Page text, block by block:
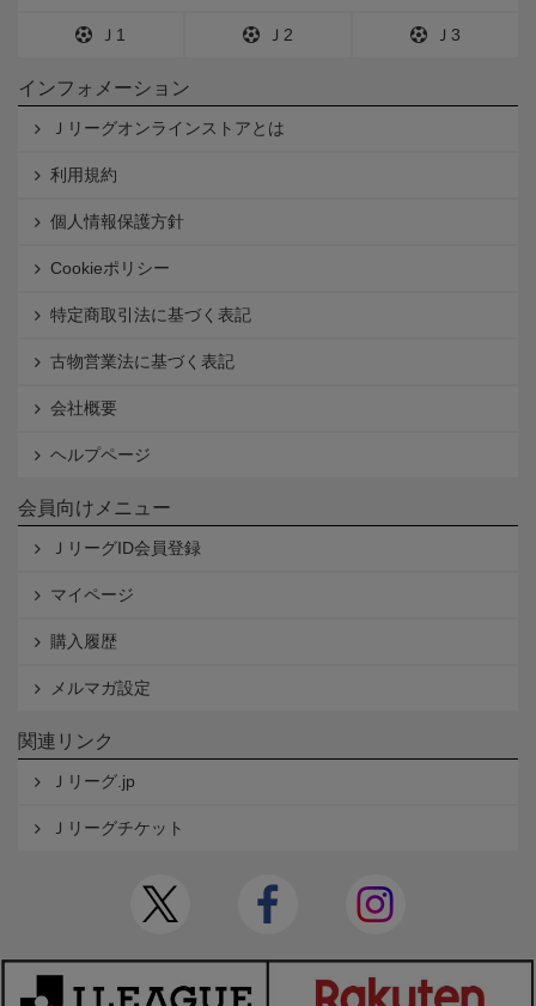
Ｊ1 Ｊ2 Ｊ3
インフォメーション
Ｊリーグオンラインストアとは
利用規約
個人情報保護方針
Cookieポリシー
特定商取引法に基づく表記
古物営業法に基づく表記
会社概要
ヘルプページ
会員向けメニュー
ＪリーグID会員登録
マイページ
購入履歴
メルマガ設定
関連リンク
Ｊリーグ.jp
Ｊリーグチケット